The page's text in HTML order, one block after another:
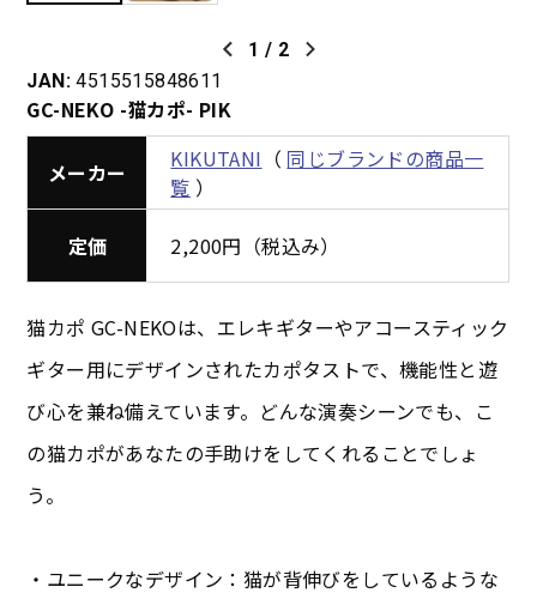
1 / 2
JAN: 4515515848611
GC-NEKO -猫カポ- PIK
メーカー KIKUTANI （ 同じブランドの商品一
覧 ）
定価 2,200円（税込み）
猫カポ GC-NEKOは、エレキギターやアコースティック
ギター用にデザインされたカポタストで、機能性と遊
び心を兼ね備えています。どんな演奏シーンでも、こ
の猫カポがあなたの手助けをしてくれることでしょ
う。
・ユニークなデザイン：猫が背伸びをしているような